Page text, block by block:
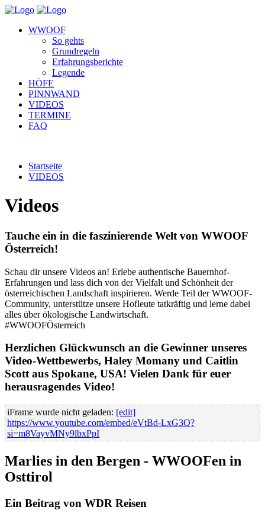
WWOOF
So gehts
Grundregeln
Erfahrungsberichte
Legende
HÖFE
PINNWAND
VIDEOS
TERMINE
FAQ
Startseite
VIDEOS
Videos
Tauche ein in die faszinierende Welt von WWOOF
Österreich!
Schau dir unsere Videos an! Erlebe authentische Bauernhof-
Erfahrungen und lass dich von der Vielfalt und Schönheit der
österreichischen Landschaft inspirieren. Werde Teil der WWOOF-
Community, unterstütze unsere Hofleute tatkräftig und lerne dabei
alles über ökologische Landwirtschaft.
#WWOOFÖsterreich
Herzlichen Glückwunsch an die Gewinner unseres
Video-Wettbewerbs, Haley Momany und Caitlin
Scott aus Spokane, USA! Vielen Dank für euer
herausragendes Video!
iFrame wurde nicht geladen: [edit]
https://www.youtube.com/embed/eVtBd-LxG3Q?
si=m8VayvMNy9lbxPpI
Marlies in den Bergen - WWOOFen in
Osttirol
Ein Beitrag von WDR Reisen